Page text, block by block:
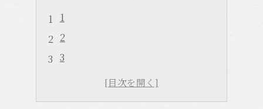
1
2
3